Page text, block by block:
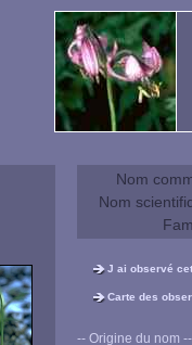
Nom
Nom
J ai observé
Carte des
-- Origine du nom